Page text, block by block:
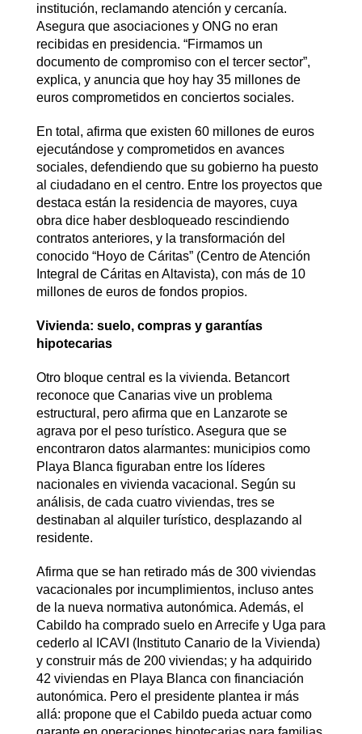
institución, reclamando atención y cercanía.
Asegura que asociaciones y ONG no eran
recibidas en presidencia. “Firmamos un
documento de compromiso con el tercer sector”,
explica, y anuncia que hoy hay 35 millones de
euros comprometidos en conciertos sociales.
En total, afirma que existen 60 millones de euros
ejecutándose y comprometidos en avances
sociales, defendiendo que su gobierno ha puesto
al ciudadano en el centro. Entre los proyectos que
destaca están la residencia de mayores, cuya
obra dice haber desbloqueado rescindiendo
contratos anteriores, y la transformación del
conocido “Hoyo de Cáritas” (Centro de Atención
Integral de Cáritas en Altavista), con más de 10
millones de euros de fondos propios.
Vivienda: suelo, compras y garantías
hipotecarias
Otro bloque central es la vivienda. Betancort
reconoce que Canarias vive un problema
estructural, pero afirma que en Lanzarote se
agrava por el peso turístico. Asegura que se
encontraron datos alarmantes: municipios como
Playa Blanca figuraban entre los líderes
nacionales en vivienda vacacional. Según su
análisis, de cada cuatro viviendas, tres se
destinaban al alquiler turístico, desplazando al
residente.
Afirma que se han retirado más de 300 viviendas
vacacionales por incumplimientos, incluso antes
de la nueva normativa autonómica. Además, el
Cabildo ha comprado suelo en Arrecife y Uga para
cederlo al ICAVI (Instituto Canario de la Vivienda)
y construir más de 200 viviendas; y ha adquirido
42 viviendas en Playa Blanca con financiación
autonómica. Pero el presidente plantea ir más
allá: propone que el Cabildo pueda actuar como